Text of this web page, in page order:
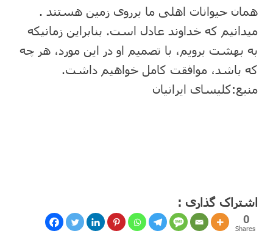
همان حیوانات اهلی ما برروی زمین هستند .
می⁯دانیم که خداوند عادل است. بنابراین زمانیکه
به بهشت برویم، با تصمیم او در این مورد، هر چه
که باشد، موافقت کامل خواهیم داشت.
منبع:کلیسای ایرانیان
اشتراک گذاری :
0
Shares